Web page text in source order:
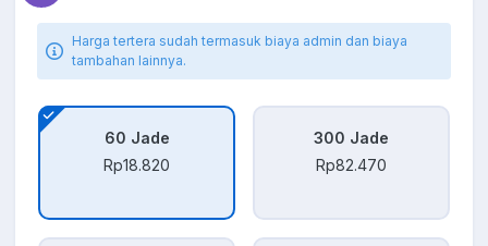
Harga tertera sudah termasuk biaya admin dan biaya
tambahan lainnya.
60 Jade
Rp18.820
300 Jade
Rp82.470